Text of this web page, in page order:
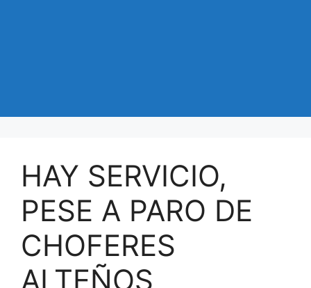
HAY SERVICIO,
PESE A PARO DE
CHOFERES
ALTEÑOS